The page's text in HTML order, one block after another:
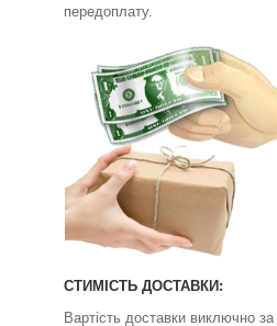
передоплату.
СТИМІСТЬ ДОСТАВКИ:
Вартість доставки виключно